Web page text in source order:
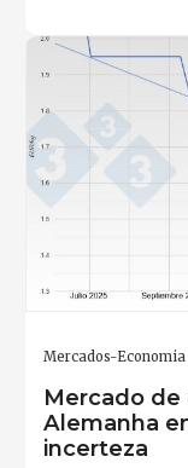
Mercados-Economia
Mercado de
Alemanha
incerteza